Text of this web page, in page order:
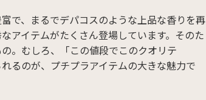
で、まるでデパコスのような上品な香りを再
アイテムがたくさん登場しています。そのた
。むしろ、「この値段でこのクオリテ
るのが、プチプラアイテムの大きな魅力で